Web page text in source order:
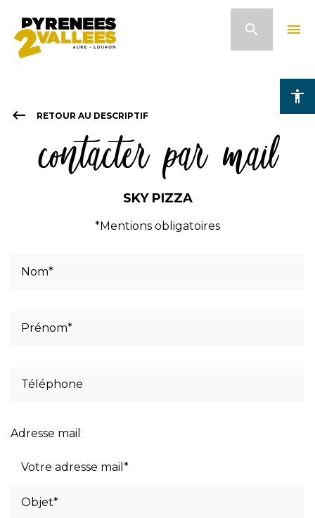
contenu
accessibility
search menu
keyboard_backspace RETOUR AU DESCRIPTIF
contacter par mail
SKY PIZZA
*Mentions obligatoires
Adresse mail